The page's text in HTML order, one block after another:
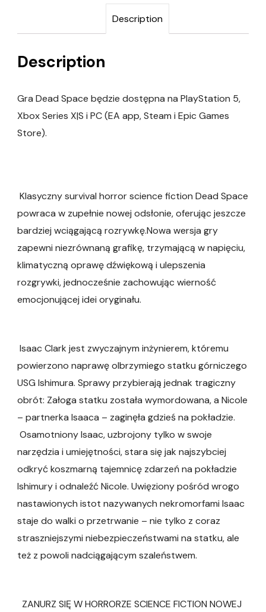
Description
Description
Gra Dead Space będzie dostępna na PlayStation 5,
Xbox Series X|S i PC (EA app, Steam i Epic Games
Store).
Klasyczny survival horror science fiction Dead Space
powraca w zupełnie nowej odsłonie, oferując jeszcze
bardziej wciągającą rozrywkę.Nowa wersja gry
zapewni niezrównaną grafikę, trzymającą w napięciu,
klimatyczną oprawę dźwiękową i ulepszenia
rozgrywki, jednocześnie zachowując wierność
emocjonującej idei oryginału.
Isaac Clark jest zwyczajnym inżynierem, któremu
powierzono naprawę olbrzymiego statku górniczego
USG Ishimura. Sprawy przybierają jednak tragiczny
obrót: Załoga statku została wymordowana, a Nicole
– partnerka Isaaca – zaginęła gdzieś na pokładzie.
Osamotniony Isaac, uzbrojony tylko w swoje
narzędzia i umiejętności, stara się jak najszybciej
odkryć koszmarną tajemnicę zdarzeń na pokładzie
Ishimury i odnaleźć Nicole. Uwięziony pośród wrogo
nastawionych istot nazywanych nekromorfami Isaac
staje do walki o przetrwanie – nie tylko z coraz
straszniejszymi niebezpieczeństwami na statku, ale
też z powoli nadciągającym szaleństwem.
ZANURZ SIĘ W HORRORZE SCIENCE FICTION NOWEJ